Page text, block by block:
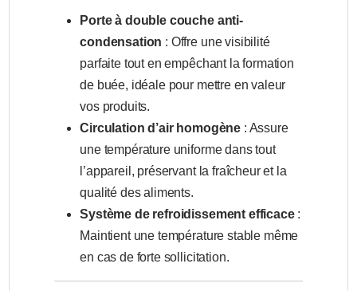
Porte à double couche anti-
condensation : Offre une visibilité
parfaite tout en empêchant la formation
de buée, idéale pour mettre en valeur
vos produits.
Circulation d’air homogène : Assure
une température uniforme dans tout
l’appareil, préservant la fraîcheur et la
qualité des aliments.
Système de refroidissement efficace:
Maintient une température stable même
en cas de forte sollicitation.